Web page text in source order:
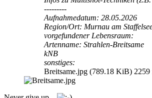
---------
Aufnahmedatum: 28.05.2026
Region/Ort: Murnau am
vorgefundener Lebensraum:
Artenname: Strahlen-Breitsame
kNB
sonstiges:
Breitsame.jpg (789.18 KiB) 2259